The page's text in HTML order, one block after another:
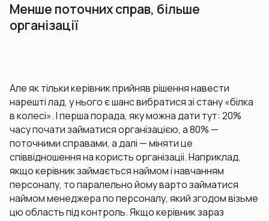
Менше поточних справ, більше
організації
Але як тільки керівник прийняв рішення навести
нарешті лад, у нього є шанс вибратися зі стану «білка
в колесі». І перша порада, яку можна дати тут: 20%
часу почати займатися організацією, а 80% —
поточними справами, а далі — міняти це
співвідношення на користь організаціі. Наприклад,
якщо керівник займається наймом і навчанням
персоналу, то паралельно йому варто займатися
наймом менеджера по персоналу, який згодом візьме
цю область під контроль. Якщо керівник зараз